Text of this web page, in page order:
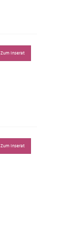
Zum Inserat
Zum Inserat